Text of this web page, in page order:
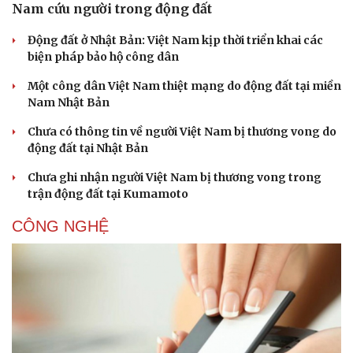
Nam cứu người trong động đất
Động đất ở Nhật Bản: Việt Nam kịp thời triển khai các
biện pháp bảo hộ công dân
Một công dân Việt Nam thiệt mạng do động đất tại miền
Nam Nhật Bản
Chưa có thông tin về người Việt Nam bị thương vong do
động đất tại Nhật Bản
Chưa ghi nhận người Việt Nam bị thương vong trong
trận động đất tại Kumamoto
CÔNG NGHỆ